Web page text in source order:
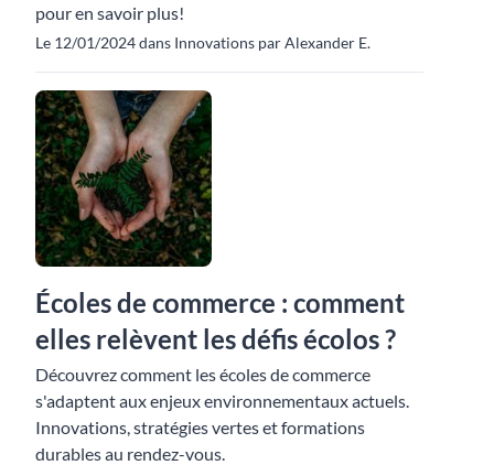
pour en savoir plus!
Le 12/01/2024 dans Innovations par Alexander E.
Écoles de commerce : comment
elles relèvent les défis écolos ?
Découvrez comment les écoles de commerce
s'adaptent aux enjeux environnementaux actuels.
Innovations, stratégies vertes et formations
durables au rendez-vous.